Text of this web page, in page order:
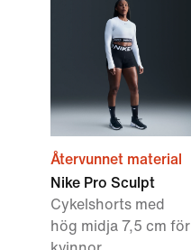
Återvunnet material
Nike Pro Sculpt
Cykelshorts med
hög midja 7,5 cm för